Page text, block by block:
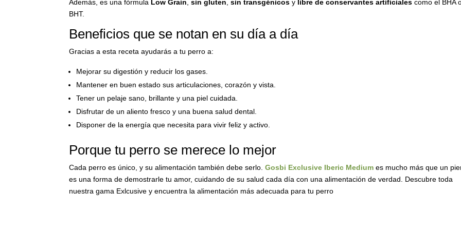
Además, es una fórmula Low Grain ,sin gluten ,sin transgénicos y libre de conservantes artificiales como el BHA
BHT.
Beneficios que se notan en su día a día
Gracias a esta receta ayudarás a tu perro a:
Mejorar su digestión y reducir los gases.
Mantener en buen estado sus articulaciones, corazón y vista.
Tener un pelaje sano, brillante y una piel cuidada.
Disfrutar de un aliento fresco y una buena salud dental.
Disponer de la energía que necesita para vivir feliz y activo.
Porque tu perro se merece lo mejor
Cada perro es único, y su alimentación también debe serlo.Gosbi Exclusive Iberic Medium es mucho más que un
es una forma de demostrarle tu amor, cuidando de su salud cada día con una alimentación de verdad. Descubre toda
nuestra gama Exlcusive y encuentra la alimentación más adecuada para tu perro